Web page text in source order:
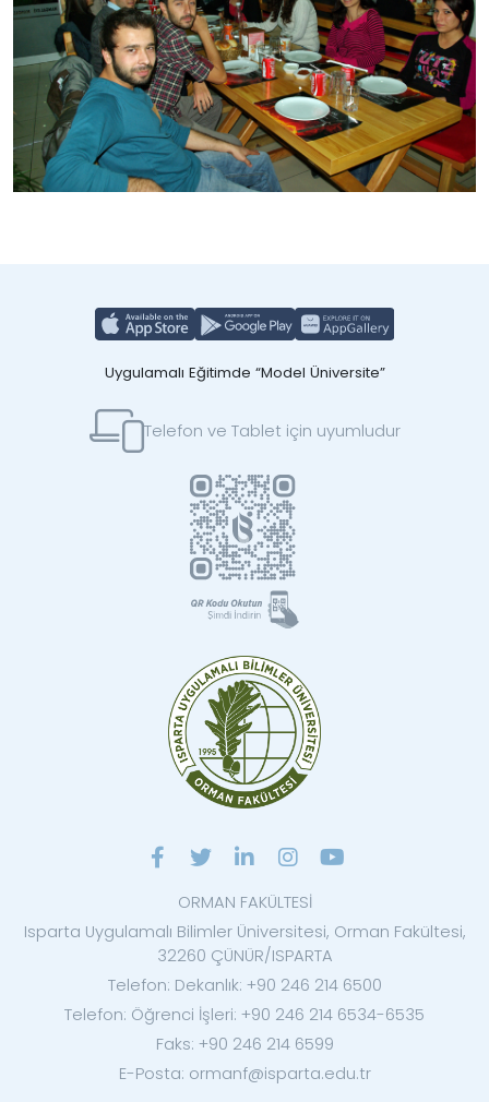
Uygulamalı Eğitimde “Model Üniversite”
Telefon ve Tablet için uyumludur
ORMAN FAKÜLTESİ
Isparta Uygulamalı Bilimler Üniversitesi, Orman Fakültesi,
32260 ÇÜNÜR/ISPARTA
Telefon: Dekanlık: +90 246 214 6500
Telefon: Öğrenci İşleri: +90 246 214 6534-6535
Faks: +90 246 214 6599
E-Posta: ormanf@isparta.edu.tr